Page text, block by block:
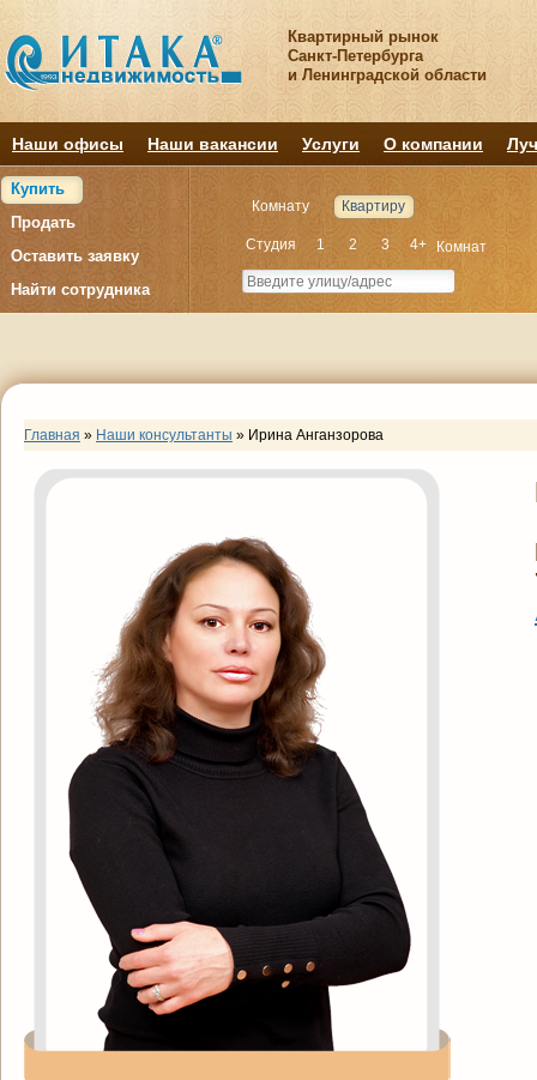
Квартирный рынок
Санкт-Петербурга
и Ленинградской области
Наши офисы Наши вакансии Услуги О компании
Купить
Продать
Оставить заявку
Найти сотрудника
Комнату Квартиру
Студия 1 2 3 4+ Комнат
Главная » Наши консультанты » Ирина Анганзорова